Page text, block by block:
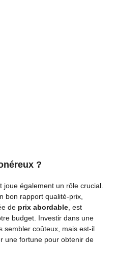
?
joue également un rôle crucial.
bon rapport qualité-prix,
de prix abordable , est
budget. Investir dans une
sembler coûteux, mais est-il
une fortune pour obtenir de